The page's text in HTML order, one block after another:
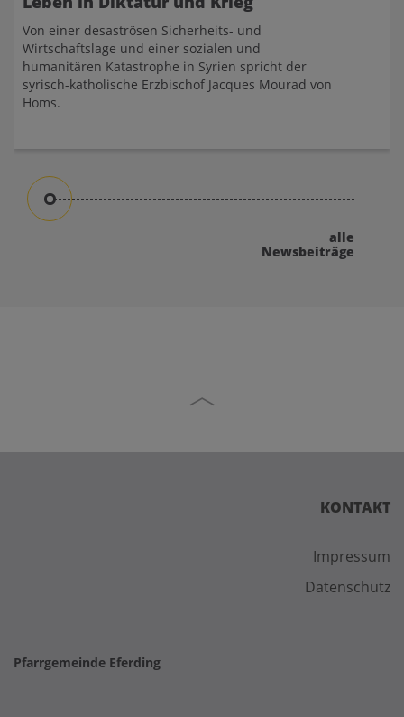
Von einer desaströsen Sicherheits- und
Wirtschaftslage und einer sozialen und
humanitären Katastrophe in Syrien spricht der
syrisch-katholische Erzbischof Jacques Mourad von
Homs.
alle
Newsbeiträge
KONTAKT
Impressum
Datenschutz
Pfarrgemeinde Eferding